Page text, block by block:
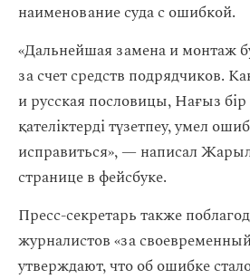
наименование суда с ошибкой.
«Дальнейшая замена и монтаж
за счет средств подрядчиков.
и русская пословицы, Нағыз бір
қателіктерді түзетпеу, умел
исправиться», — написал
странице в фейсбуке.
Пресс-секретарь также
журналистов «за
утверждают, что об ошибке